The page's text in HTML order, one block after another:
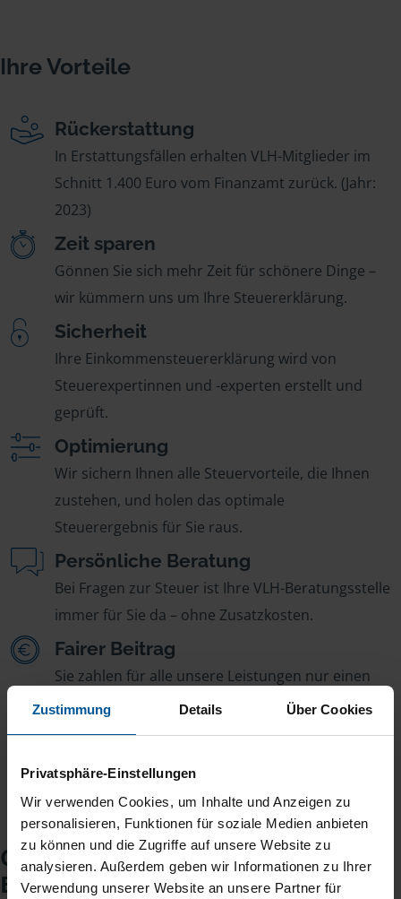
Zustimmung Details Über Cookies
Privatsphäre-Einstellungen
Wir verwenden Cookies, um Inhalte und Anzeigen zu
personalisieren, Funktionen für soziale Medien anbieten
zu können und die Zugriffe auf unsere Website zu
analysieren. Außerdem geben wir Informationen zu Ihrer
Verwendung unserer Website an unsere Partner für
Ihre Vorteile
Rückerstattung
In Erstattungsfällen erhalten VLH-Mitglieder im
Schnitt 1.400 Euro vom Finanzamt zurück. (Jahr:
2023)
Zeit sparen
Gönnen Sie sich mehr Zeit für schönere Dinge –
wir kümmern uns um Ihre Steuererklärung.
Sicherheit
Ihre Einkommensteuererklärung wird von
Steuerexpertinnen und -experten erstellt und
geprüft.
Optimierung
Wir sichern Ihnen alle Steuervorteile, die Ihnen
zustehen, und holen das optimale
Steuerergebnis für Sie raus.
Persönliche Beratung
Bei Fragen zur Steuer ist Ihre VLH-Beratungsstelle
immer für Sie da – ohne Zusatzkosten.
Fairer Beitrag
Sie zahlen für alle unsere Leistungen nur einen
jährlichen Mitgliedsbeitrag, der sich nach Ihren
Jahreseinnahmen richtet.
Checkliste für Ihr
Beratungsgespräch